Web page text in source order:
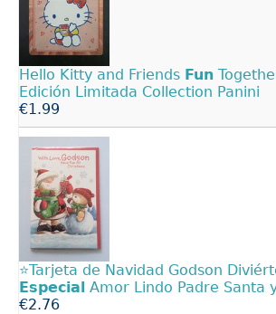
Hello Kitty and Friends Fun
Edición Limitada Collection Panini
€1.99
⭐Tarjeta de Navidad Godson
Especial Amor Lindo Padre Santa
€2.76